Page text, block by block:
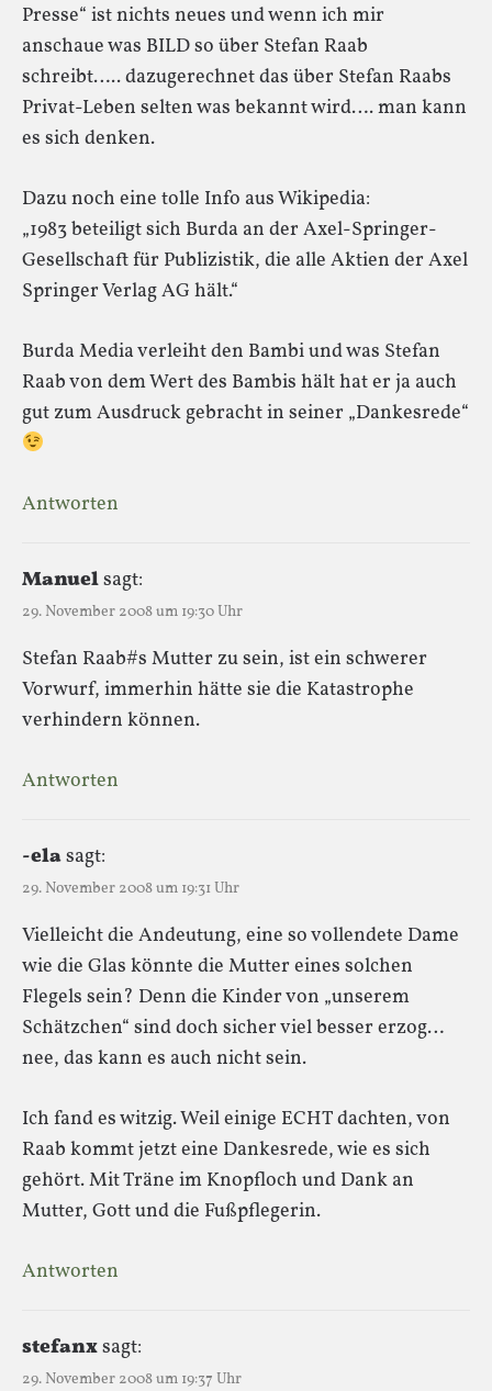
Presse“ ist nichts neues und wenn ich mir
anschaue was BILD so über Stefan Raab
schreibt….. dazugerechnet das über Stefan Raabs
Privat-Leben selten was bekannt wird…. man kann
es sich denken.
Dazu noch eine tolle Info aus Wikipedia:
„1983 beteiligt sich Burda an der Axel-Springer-
Gesellschaft für Publizistik, die alle Aktien der Axel
Springer Verlag AG hält.“
Burda Media verleiht den Bambi und was Stefan
Raab von dem Wert des Bambis hält hat er ja auch
gut zum Ausdruck gebracht in seiner „Dankesrede“
Antworten
Manuelsagt:
29. November 2008 um 19:30 Uhr
Stefan Raab#s Mutter zu sein, ist ein schwerer
Vorwurf, immerhin hätte sie die Katastrophe
verhindern können.
Antworten
-elasagt:
29. November 2008 um 19:31 Uhr
Vielleicht die Andeutung, eine so vollendete Dame
wie die Glas könnte die Mutter eines solchen
Flegels sein? Denn die Kinder von „unserem
Schätzchen“ sind doch sicher viel besser erzog…
nee, das kann es auch nicht sein.
Ich fand es witzig. Weil einige ECHT dachten, von
Raab kommt jetzt eine Dankesrede, wie es sich
gehört. Mit Träne im Knopfloch und Dank an
Mutter, Gott und die Fußpflegerin.
Antworten
stefanxsagt:
29. November 2008 um 19:37 Uhr